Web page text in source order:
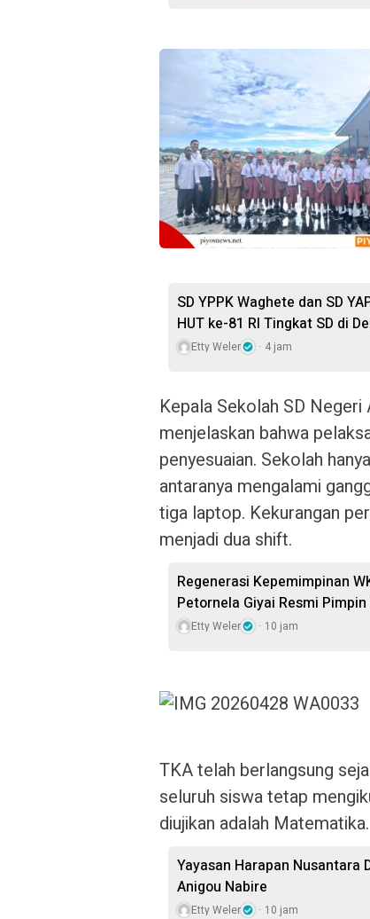
SD YPPK Waghete dan SD
HUT ke-81 RI Tingkat SD di
Etty Weler 4 jam
Kepala Sekolah SD Negeri
menjelaskan bahwa
penyesuaian. Sekolah
antaranya mengalami
tiga laptop. Kekurangan
menjadi dua shift.
Regenerasi Kepemimpinan
Petornela Giyai Resmi
Etty Weler 10 jam
TKA telah berlangsung
seluruh siswa tetap
diujikan adalah Matematika.
Yayasan Harapan Nusantara
Anigou Nabire
Etty Weler 10 jam